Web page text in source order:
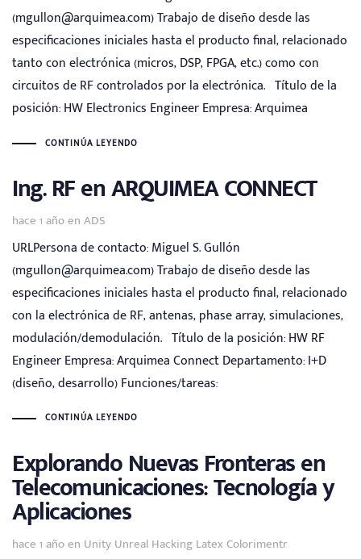
(mgullon@arquimea.com) Trabajo de diseño desde las
especificaciones iniciales hasta el producto final, relacionado
tanto con electrónica (micros, DSP, FPGA, etc.) como con
circuitos de RF controlados por la electrónica. Título de la
posición: HW Electronics Engineer Empresa: Arquimea
CONTINÚA LEYENDO
Ing. RF en ARQUIMEA CONNECT
hace 1 añoen
Tags ADS
URLPersona de contacto: Miguel S. Gullón
(mgullon@arquimea.com) Trabajo de diseño desde las
especificaciones iniciales hasta el producto final, relacionado
con la electrónica de RF, antenas, phase array, simulaciones,
modulación/demodulación. Título de la posición: HW RF
Engineer Empresa: Arquimea Connect Departamento: I+D
(diseño, desarrollo) Funciones/tareas:
CONTINÚA LEYENDO
Explorando Nuevas Fronteras en
Telecomunicaciones: Tecnología y
Aplicaciones
hace 1 añoen
Tags Unity Unreal Hacking Latex Colorimentr